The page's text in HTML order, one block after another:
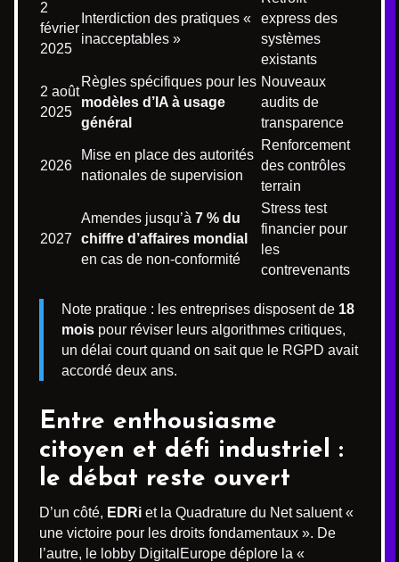
2
février
2025
Interdiction des pratiques «
inacceptables »
express des
systèmes
existants
2 août
2025
Règles spécifiques pour les
modèles d’IA à usage
général
Nouveaux
audits de
transparence
2026
Mise en place des autorités
nationales de supervision
Renforcement
des contrôles
terrain
2027
Amendes jusqu’à 7 % du
chiffre d’affaires mondial
en cas de non-conformité
Stress test
financier pour
les
contrevenants
Note pratique : les entreprises disposent de 18
mois pour réviser leurs algorithmes critiques,
un délai court quand on sait que le RGPD avait
accordé deux ans.
Entre enthousiasme
citoyen et défi industriel :
le débat reste ouvert
D’un côté, EDRi et la Quadrature du Net saluent «
une victoire pour les droits fondamentaux ». De
l’autre, le lobby DigitalEurope déplore la «